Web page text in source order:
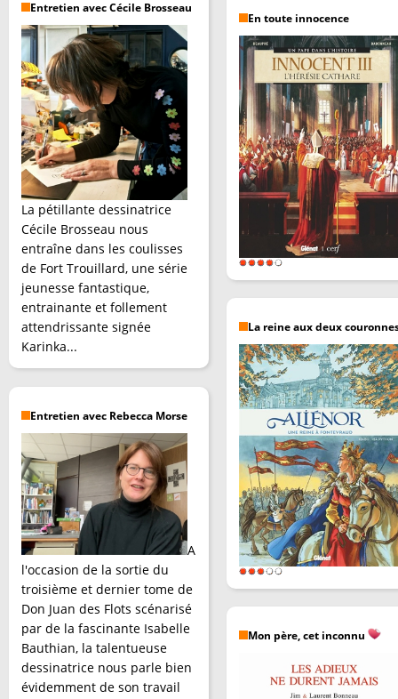
Entretien avec Cécile Brosseau
La pétillante dessinatrice
Cécile Brosseau nous
entraîne dans les coulisses
de Fort Trouillard, une série
jeunesse fantastique,
entrainante et follement
attendrissante signée
Karinka...
Entretien avec Rebecca Morse
A
l'occasion de la sortie du
troisième et dernier tome de
Don Juan des Flots scénarisé
par de la fascinante Isabelle
Bauthian, la talentueuse
dessinatrice nous parle bien
évidemment de son travail
En toute innocence
La reine aux deux
Mon père, cet inconnu